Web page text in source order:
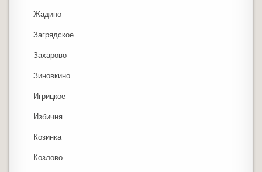
Жадино
Загрядское
Захарово
Зиновкино
Игрицкое
Избичня
Козинка
Козлово